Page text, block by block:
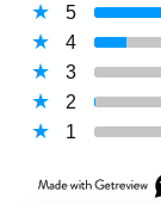
5
4
3
2
1